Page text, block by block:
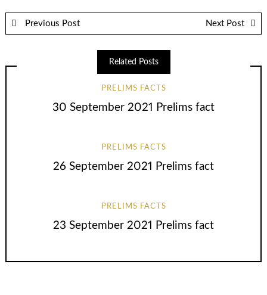
Previous Post Next Post
Related Posts
PRELIMS FACTS
30 September 2021 Prelims fact
PRELIMS FACTS
26 September 2021 Prelims fact
PRELIMS FACTS
23 September 2021 Prelims fact